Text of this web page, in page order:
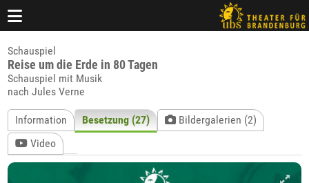
Schauspiel
Reise um die Erde in 80 Tagen
Schauspiel mit Musik
nach Jules Verne
Information Besetzung (27)
Bildergalerien (2)
Video